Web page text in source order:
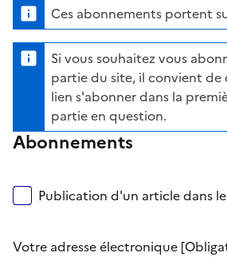
Ces abonnements portent
Si vous souhaitez vous
partie du site, il convient de
lien s'abonner dans la
partie en question.
Abonnements
Publication d'un article dans
Votre adresse électronique